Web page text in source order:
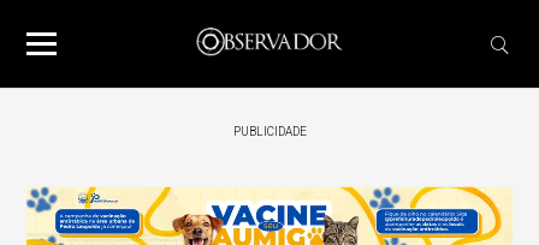
PUBLICIDADE